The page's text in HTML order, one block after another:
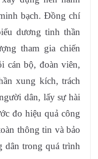
bạch. Đồng chí
dương tinh thần
tham gia chiến
cán bộ, đoàn viên,
xung kích, trách
dân, lấy sự hài
đo hiệu quả công
thông tin và bảo
dân trong quá trình